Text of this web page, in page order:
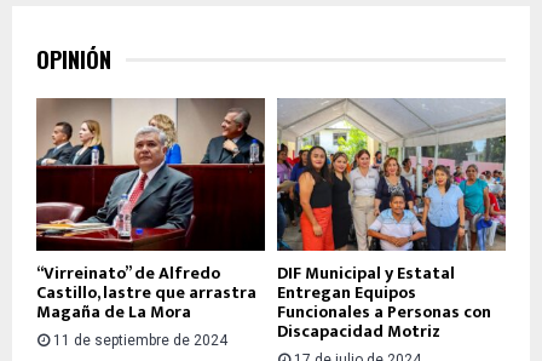
OPINIÓN
“Virreinato” de Alfredo
Castillo, lastre que arrastra
Magaña de La Mora
11 de septiembre de 2024
DIF Municipal y Estatal
Entregan Equipos
Funcionales a Personas con
Discapacidad Motriz